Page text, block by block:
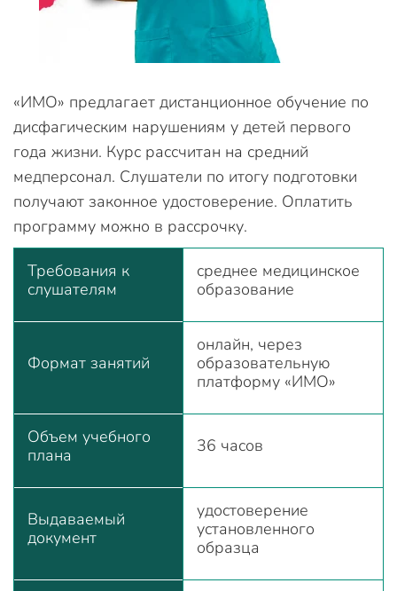
«ИМО» предлагает дистанционное обучение по
дисфагическим нарушениям у детей первого
года жизни. Курс рассчитан на средний
медперсонал. Слушатели по итогу подготовки
получают законное удостоверение. Оплатить
программу можно в рассрочку.
Требования к
слушателям
среднее медицинское
образование
Формат занятий
онлайн, через
образовательную
платформу «ИМО»
Объем учебного
плана
36 часов
Выдаваемый
документ
удостоверение
установленного
образца